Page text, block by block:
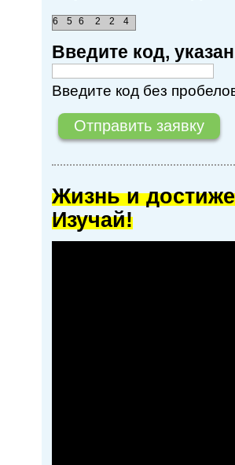
4
2
2
5
6 6
Введите код,
Введите код без
Жизнь и
Изучай!